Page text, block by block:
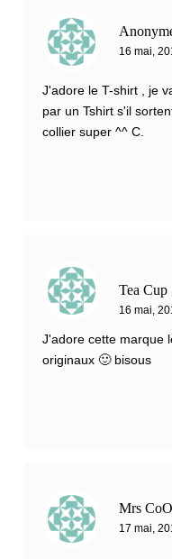
16 mai,
J'adore le T-shirt , je
par un Tshirt s'il
collier super ^^ C.
Tea Cup
16 mai,
J'adore cette marque
originaux 🙂 bisous
Mrs
17 mai,